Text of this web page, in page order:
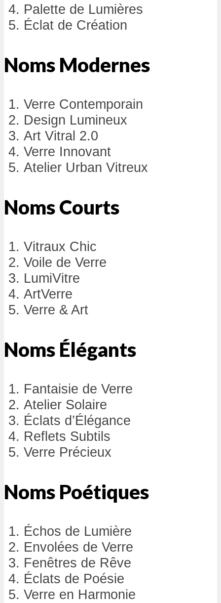
Palette de Lumières
Éclat de Création
Noms Modernes
Verre Contemporain
Design Lumineux
Art Vitral 2.0
Verre Innovant
Atelier Urban Vitreux
Noms Courts
Vitraux Chic
Voile de Verre
LumiVitre
ArtVerre
Verre & Art
Noms Élégants
Fantaisie de Verre
Atelier Solaire
Éclats d’Élégance
Reflets Subtils
Verre Précieux
Noms Poétiques
Échos de Lumière
Envolées de Verre
Fenêtres de Rêve
Éclats de Poésie
Verre en Harmonie